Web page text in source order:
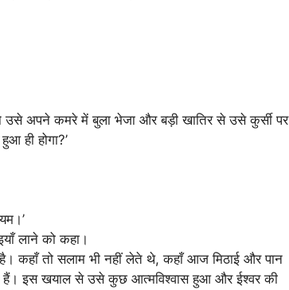
उसे अपने कमरे में बुला भेजा और बड़ी खातिर से उसे कुर्सी पर
ही होगा?’
लाने को कहा।
है। कहाँ तो सलाम भी नहीं लेते थे, कहाँ आज मिठाई और पान
हैं। इस खयाल से उसे कुछ आत्मविश्वास हुआ और ईश्वर की